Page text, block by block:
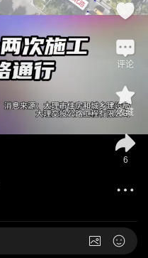
评论
收藏
6